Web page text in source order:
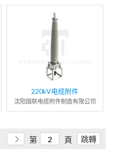
220kV电缆附件
沈阳国联电缆附件制造有限公司
第 頁 跳轉